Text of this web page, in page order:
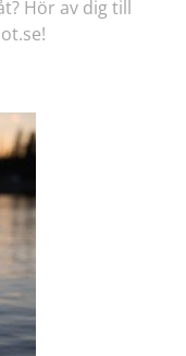
Hör av dig till